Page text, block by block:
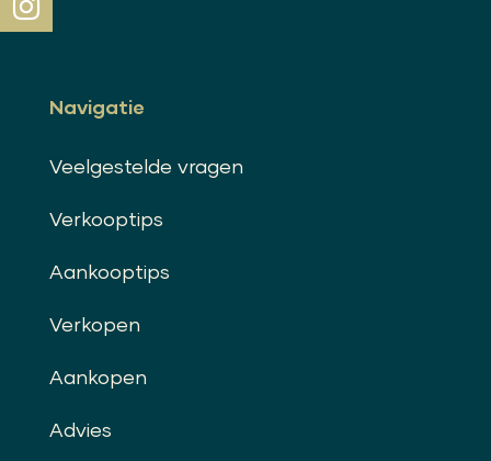
Navigatie
Veelgestelde vragen
Verkooptips
Aankooptips
Verkopen
Aankopen
Advies